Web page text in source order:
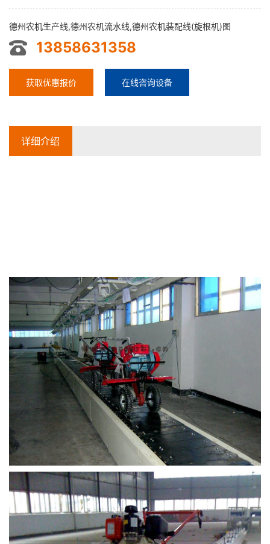
德州农机生产线,德州农机流水线,德州农机装配线(旋根机)图
13858631358
获取优惠报价 在线咨询设备
详细介绍